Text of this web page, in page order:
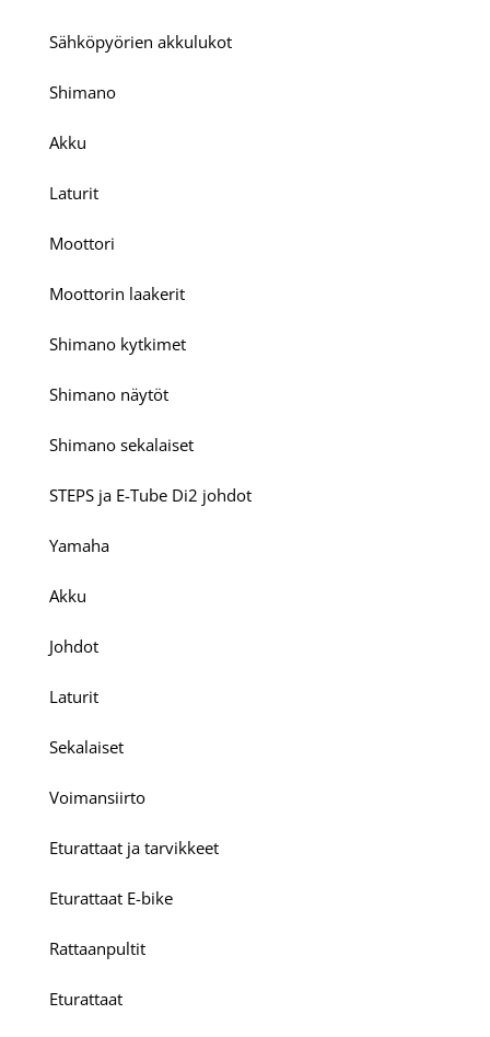
Sähköpyörien akkulukot
Shimano
Akku
Laturit
Moottori
Moottorin laakerit
Shimano kytkimet
Shimano näytöt
Shimano sekalaiset
STEPS ja E-Tube Di2 johdot
Yamaha
Akku
Johdot
Laturit
Sekalaiset
Voimansiirto
Eturattaat ja tarvikkeet
Eturattaat E-bike
Rattaanpultit
Eturattaat